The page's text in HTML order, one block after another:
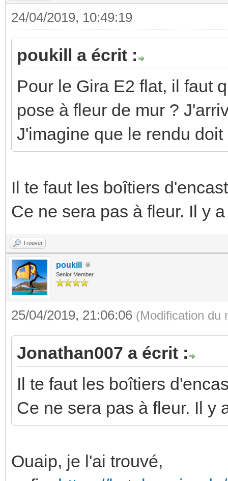
24/04/2019, 10:49:19
poukill a écrit :
Pour le Gira E2 flat, il faut
pose à fleur de mur ?
J'imagine que le rendu doit
Il te faut les boîtiers
Ce ne sera pas à fleur. Il y
Trouver
poukill
Senior Member
25/04/2019, 21:06:06 (Modification du
Jonathan007 a écrit :
Il te faut les boîtiers
Ce ne sera pas à fleur. Il y
Ouaip, je l'ai trouvé,